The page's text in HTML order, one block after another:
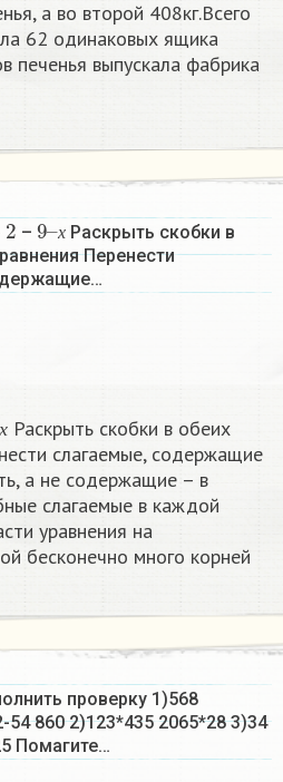
а во второй 408кг.Всего
62 одинаковых ящика
печенья выпускала фабрика
– х
9–
х
Раскрыть скобки в
Перенести
х
Раскрыть скобки в обеих
слагаемые, содержащие
а не содержащие – в
слагаемые в каждой
уравнения на
бесконечно много корней​
проверку 1)568
54 860 2)123*435 2065*28 3)34
Помагите…